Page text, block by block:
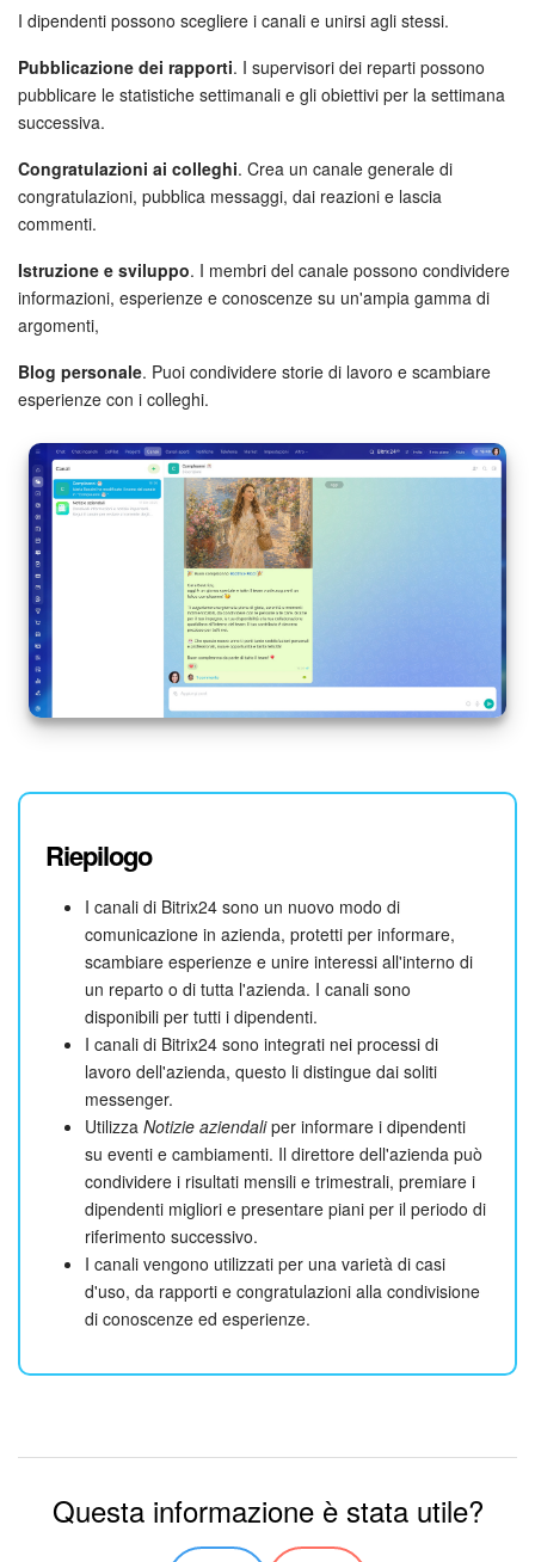
I dipendenti possono scegliere i canali e unirsi agli stessi.
Pubblicazione dei rapporti. I supervisori dei reparti possono
pubblicare le statistiche settimanali e gli obiettivi per la settimana
successiva.
Congratulazioni ai colleghi. Crea un canale generale di
congratulazioni, pubblica messaggi, dai reazioni e lascia
commenti.
Istruzione e sviluppo. I membri del canale possono condividere
informazioni, esperienze e conoscenze su un'ampia gamma di
argomenti,
Blog personale. Puoi condividere storie di lavoro e scambiare
esperienze con i colleghi.
Riepilogo
I canali di Bitrix24 sono un nuovo modo di
comunicazione in azienda, protetti per informare,
scambiare esperienze e unire interessi all'interno di
un reparto o di tutta l'azienda. I canali sono
disponibili per tutti i dipendenti.
I canali di Bitrix24 sono integrati nei processi di
lavoro dell'azienda, questo li distingue dai soliti
messenger.
Utilizza Notizie aziendaliper informare i dipendenti
su eventi e cambiamenti. Il direttore dell'azienda può
condividere i risultati mensili e trimestrali, premiare i
dipendenti migliori e presentare piani per il periodo di
riferimento successivo.
I canali vengono utilizzati per una varietà di casi
d'uso, da rapporti e congratulazioni alla condivisione
di conoscenze ed esperienze.
Questa informazione è stata utile?